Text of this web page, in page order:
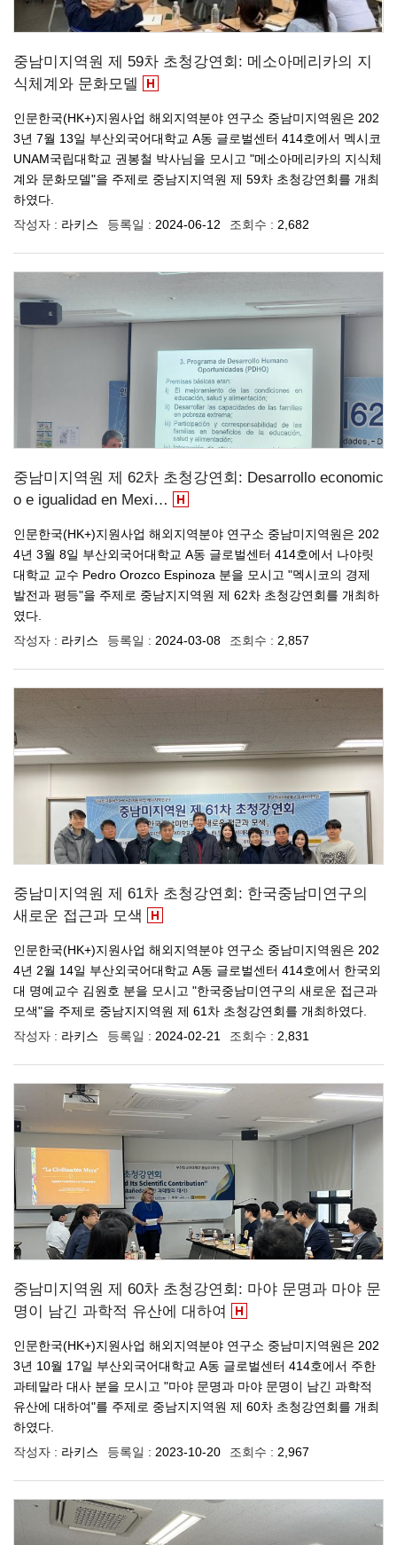
중남미지역원 제 59차 초청강연회: 메소아메리카의 지
식체계와 문화모델
인문한국(HK+)지원사업 해외지역분야 연구소 중남미지역원은 202
3년 7월 13일 부산외국어대학교 A동 글로벌센터 414호에서 멕시코
UNAM국립대학교 권봉철 박사님을 모시고 "메소아메리카의 지식체
계와 문화모델"을 주제로 중남지지역원 제 59차 초청강연회를 개최
하였다.
작성자 : 라키스 등록일 : 2024-06-12 조회수 : 2,682
중남미지역원 제 62차 초청강연회: Desarrollo economic
o e igualidad en Mexi…
인문한국(HK+)지원사업 해외지역분야 연구소 중남미지역원은 202
4년 3월 8일 부산외국어대학교 A동 글로벌센터 414호에서 나야릿
대학교 교수 Pedro Orozco Espinoza 분을 모시고 "멕시코의 경제
발전과 평등"을 주제로 중남지지역원 제 62차 초청강연회를 개최하
였다.
작성자 : 라키스 등록일 : 2024-03-08 조회수 : 2,857
중남미지역원 제 61차 초청강연회: 한국중남미연구의
새로운 접근과 모색
인문한국(HK+)지원사업 해외지역분야 연구소 중남미지역원은 202
4년 2월 14일 부산외국어대학교 A동 글로벌센터 414호에서 한국외
대 명예교수 김원호 분을 모시고 "한국중남미연구의 새로운 접근과
모색"을 주제로 중남지지역원 제 61차 초청강연회를 개최하였다.
작성자 : 라키스 등록일 : 2024-02-21 조회수 : 2,831
중남미지역원 제 60차 초청강연회: 마야 문명과 마야 문
명이 남긴 과학적 유산에 대하여
인문한국(HK+)지원사업 해외지역분야 연구소 중남미지역원은 202
3년 10월 17일 부산외국어대학교 A동 글로벌센터 414호에서 주한
과테말라 대사 분을 모시고 "마야 문명과 마야 문명이 남긴 과학적
유산에 대하여"를 주제로 중남지지역원 제 60차 초청강연회를 개최
하였다.
작성자 : 라키스 등록일 : 2023-10-20 조회수 : 2,967